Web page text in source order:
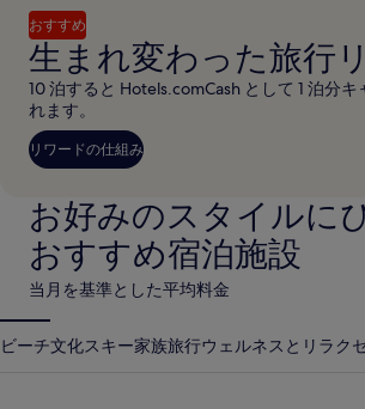
おすすめ
生まれ変わった旅行
10 泊すると Hotels.comCash として 1 泊分
れます。
リワードの仕組み
お好みのスタイルに
おすすめ宿泊施設
当月を基準とした平均料金
ビーチ文化スキー家族旅行ウェルネスとリラク